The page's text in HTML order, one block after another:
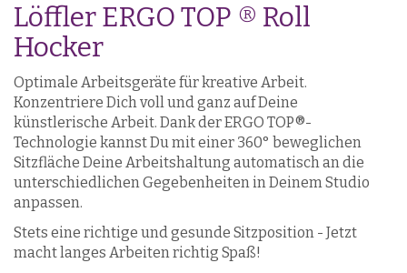
Löffler ERGO TOP ® Roll
Hocker
Optimale Arbeitsgeräte für kreative Arbeit.
Konzentriere Dich voll und ganz auf Deine
künstlerische Arbeit. Dank der ERGO TOP®-
Technologie kannst Du mit einer 360° beweglichen
Sitzfläche Deine Arbeitshaltung automatisch an die
unterschiedlichen Gegebenheiten in Deinem Studio
anpassen.
Stets eine richtige und gesunde Sitzposition - Jetzt
macht langes Arbeiten richtig Spaß!